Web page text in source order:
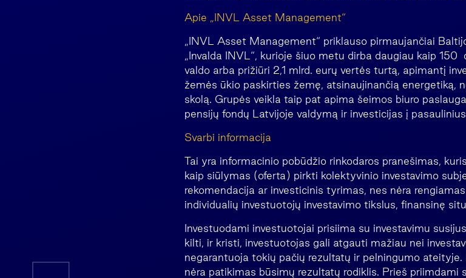
Apie „INVL Asset Management“
„INVL Asset Management“ priklauso pirmaujančiai
„Invalda INVL“, kurioje šiuo metu dirba daugiau kaip 150
valdo arba prižiūri 2,1 mlrd. eurų vertės turtą, apimantį
žemės ūkio paskirties žemę, atsinaujinančią energetiką,
skolą. Grupės veikla taip pat apima šeimos biuro
pensijų fondų Latvijoje valdymą ir investicijas į
Svarbi informacija
Tai yra informacinio pobūdžio rinkodaros pranešimas,
kaip siūlymas (oferta) pirkti kolektyvinio investavimo
rekomendacija ar investicinis tyrimas, nes nėra
individualių investuotojų investavimo tikslus, finansinę
Investuodami investuotojai prisiima su investavimu
kilti, ir kristi, investuotojas gali atgauti mažiau nei
negarantuoja tokių pačių rezultatų ir pelningumo ateityje.
nėra patikimas būsimų rezultatų rodiklis. Prieš priimdami